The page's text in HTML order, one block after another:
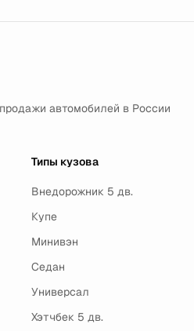
автомобилей в России
Типы кузова
Внедорожник 5 дв.
Купе
Минивэн
Седан
Универсал
Хэтчбек 5 дв.